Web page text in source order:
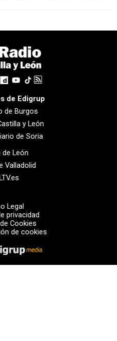
de Edigrup
de Burgos
y León
de Soria
de León
Valladolid
Legal
privacidad
Cookies
de cookies